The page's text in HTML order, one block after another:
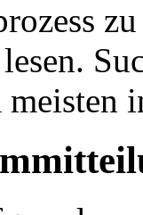
meisten